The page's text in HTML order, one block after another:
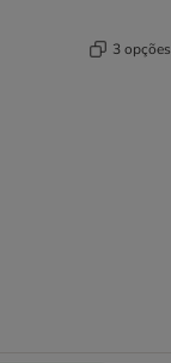
3 opções